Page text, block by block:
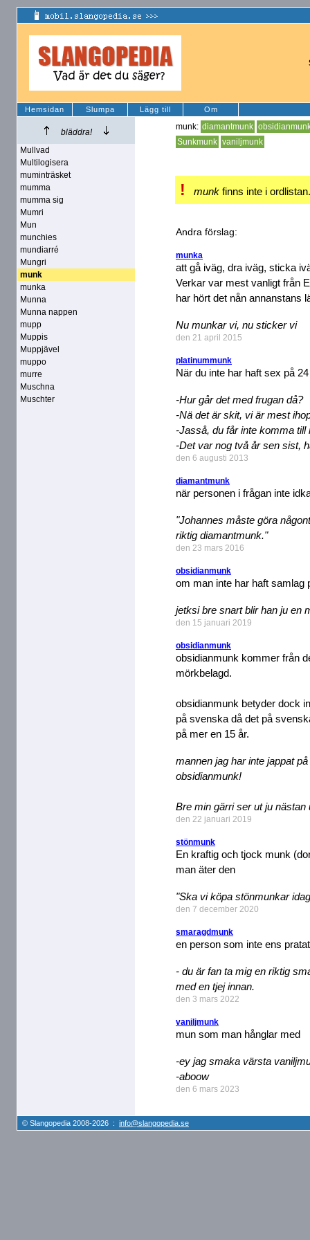
Hemsidan Slumpa Lägg till Om
bläddra!
Mullvad
Multilogisera
muminträsket
mumma
mumma sig
Mumri
Mun
munchies
mundiarré
Mungri
munk
munka
Munna
Munna nappen
mupp
Muppis
Muppjävel
muppo
murre
Muschna
Muschter
munk: diamantmunk
Sunkmunk vaniljmunk
! munk finns inte i
Andra förslag:
munka
att gå iväg, dra iväg, sticka
Verkar var mest vanligt från
har hört det nån annanstans
Nu munkar vi, nu sticker vi
den 21 april 2015
platinummunk
När du inte har haft sex på
-Hur går det med frugan då?
-Nä det är skit, vi är mest
-Jasså, du får inte komma till
-Det var nog två år sen sist,
den 6 augusti 2013
diamantmunk
när personen i frågan inte
"Johannes måste göra
riktig diamantmunk."
den 23 mars 2016
obsidianmunk
om man inte har haft samlag
jetksi bre snart blir han ju en
den 15 januari 2019
obsidianmunk
obsidianmunk kommer från
mörkbelagd.
obsidianmunk betyder dock
på svenska då det på
på mer en 15 år.
mannen jag har inte jappat
obsidianmunk!
Bre min gärri ser ut ju
den 22 januari 2019
stönmunk
En kraftig och tjock munk
man äter den
"Ska vi köpa stönmunkar
den 7 december 2020
smaragdmunk
en person som inte ens
- du är fan ta mig en riktig
med en tjej innan.
den 3 mars 2022
vaniljmunk
mun som man hånglar med
-ey jag smaka värsta
-aboow
den 6 mars 2023
© Slangopedia 2008-2026 : info@slangopedia.se